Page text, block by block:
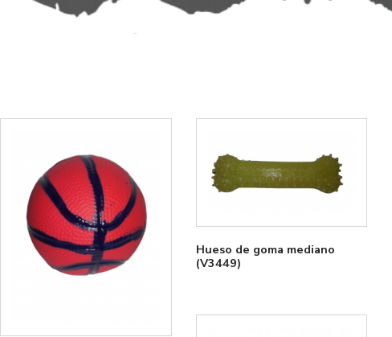
Hueso de goma mediano
(V3449)